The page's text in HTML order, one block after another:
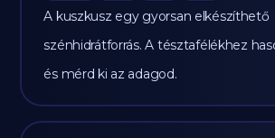
A kuszkusz egy gyorsan elkészíthető
szénhidrátforrás. A tésztafélékhez
és mérd ki az adagod.